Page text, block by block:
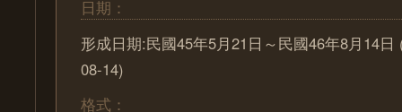
日期：
形成日期:民國45年5月21日～民國46年8月14日
08-14)
格式：